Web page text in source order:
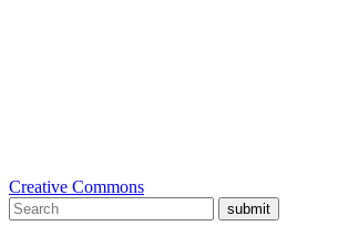
Creative Commons
submit